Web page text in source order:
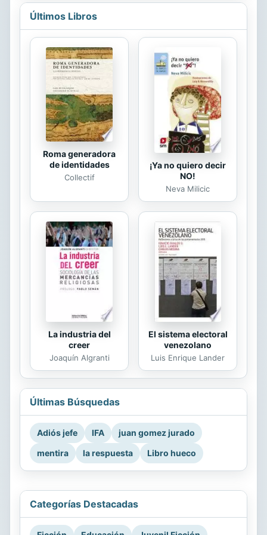
their success rests upon a& cast of
unlikely characters, including the
legendary Robin Hood.
Últimos Libros
Roma generadora
de identidades
Collectif
¡Ya no quiero decir
NO!
Neva Milicic
La industria del
creer
Joaquín Algranti
El sistema electoral
venezolano
Luis Enrique Lander
Últimas Búsquedas
Adiós jefe IFA
juan gomez jurado
mentira
la respuesta Libro hueco
Categorías Destacadas